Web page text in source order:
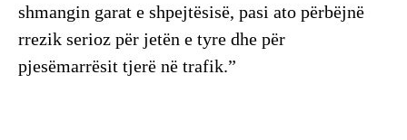
shmangin garat e shpejtësisë, pasi ato përbëjnë
rrezik serioz për jetën e tyre dhe për
pjesëmarrësit tjerë në trafik.”